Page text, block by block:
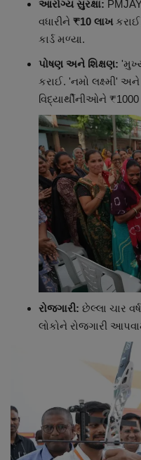
આરોગ્ય સુરક્ષા:
વધારીને ₹10 લાખ
કાર્ડ મળ્યા.
પોષણ અને શિક્ષણ:
કરાઈ. 'નમો લક્ષ્મી'
વિદ્યાર્થીનીઓને
રોજગારી: છેલ્લા ચાર
લોકોને રોજગારી